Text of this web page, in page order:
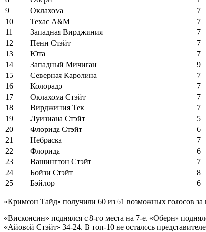
9
Оклахома 7
10
Техас А&М 7
11
Западная Вирджиния 7
12
Пенн Стэйт 7
13
Юта 7
14
Западный Мичиган 9
15
Северная Каролина 7
16
Колорадо 7
17
Оклахома Стэйт 7
18
Вирджиния Тек 7
19
Луизиана Стэйт 5
20
Флорида Стэйт 6
21
Небраска 7
22
Флорида 6
23
Вашингтон Стэйт 7
24
Бойзи Стэйт 8
25
Бэйлор 6
«Кримсон Тайд» получили 60 из 61 возможных голосов
«Висконсин» поднялся с 8-го места на 7-е. «Оберн»
«Айовой Стэйт» 34-24. В топ-10 не осталось